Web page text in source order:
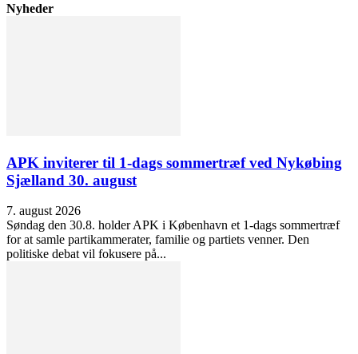
Nyheder
APK inviterer til 1-dags sommertræf ved Nykøbing
Sjælland 30. august
7. august 2026
Søndag den 30.8. holder APK i København et 1-dags sommertræf
for at samle partikammerater, familie og partiets venner. Den
politiske debat vil fokusere på...